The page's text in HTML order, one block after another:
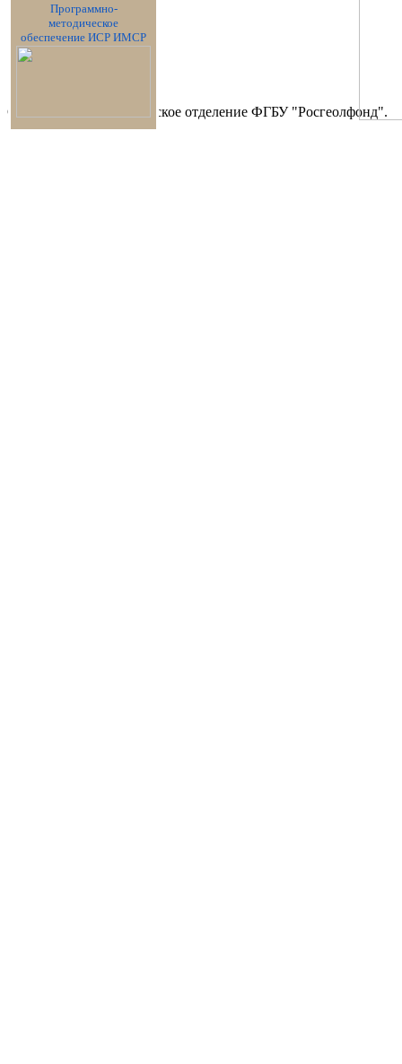
Программно-
методическое
обеспечение ИСР ИМСР
Copyright © 2017 Сибирское отделение ФГБУ "Росгеолфонд".